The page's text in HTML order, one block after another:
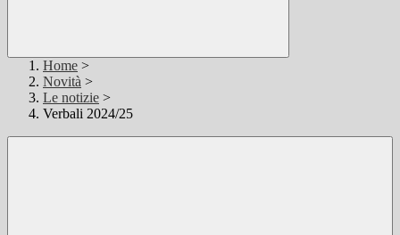
Home >
Novità >
Le notizie >
Verbali 2024/25